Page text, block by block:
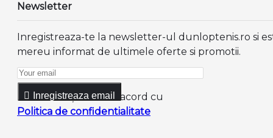
Newsletter
Inregistreaza-te la newsletter-ul dunloptenis.ro si
mereu informat de ultimele oferte si promotii.
Inregistreaza email
Am citit şi sunt de acord cu
Politica de confidentialitate